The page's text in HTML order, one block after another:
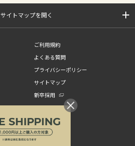
サイトマップを開く
ご利用規約
よくある質問
プライバシーポリシー
サイトマップ
新卒採用